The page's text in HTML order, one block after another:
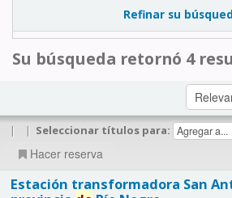
Refinar su
Su búsqueda retornó 4
| | Seleccionar títulos para:
Hacer reserva
Estación transformadora San